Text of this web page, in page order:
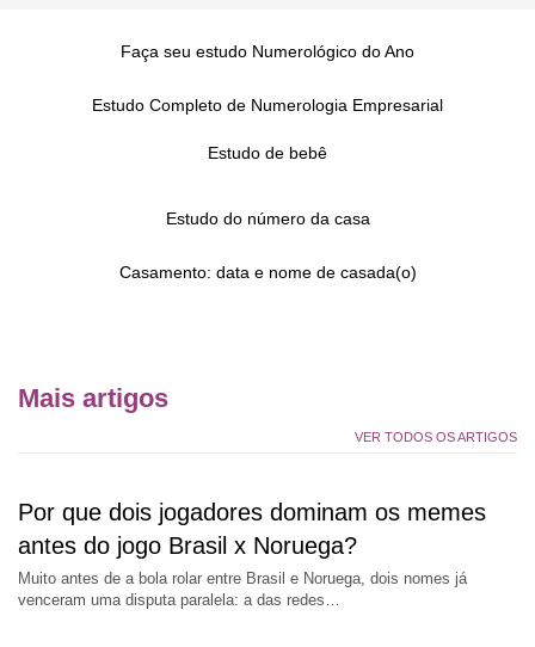
Faça seu estudo Numerológico do Ano
Estudo Completo de Numerologia Empresarial
Estudo de bebê
Estudo do número da casa
Casamento: data e nome de casada(o)
Mais artigos
VER TODOS OS ARTIGOS
Por que dois jogadores dominam os memes
antes do jogo Brasil x Noruega?
Muito antes de a bola rolar entre Brasil e Noruega, dois nomes já
venceram uma disputa paralela: a das redes…